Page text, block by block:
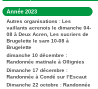
à
la
recherche
Dans
la
rubrique
:
Année 2023
Autres organisations : Les
vaillants acrenois le dimanche 04-
08 à Deux Acren, Les sucriers de
Brugelette le sam 10-08 à
Brugelette
dimanche 10 décembre :
Randonnée matinale à Ollignies
Dimanche 17 décembre :
Randonnée à Condé sur l’Escaut
Dimanche 22 octobre : Randonnée